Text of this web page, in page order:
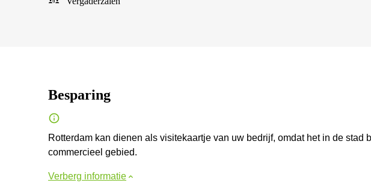
Besparing
Rotterdam kan dienen als visitekaartje van uw bedrijf, omdat het in de stad
commercieel gebied.
Verberg informatie